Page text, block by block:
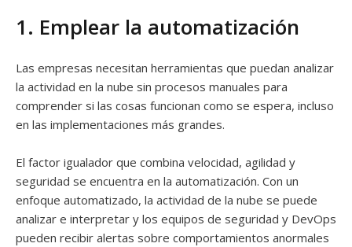
1. Emplear la automatización
Las empresas necesitan herramientas que puedan analizar
la actividad en la nube sin procesos manuales para
comprender si las cosas funcionan como se espera, incluso
en las implementaciones más grandes.
El factor igualador que combina velocidad, agilidad y
seguridad se encuentra en la automatización. Con un
enfoque automatizado, la actividad de la nube se puede
analizar e interpretar y los equipos de seguridad y DevOps
pueden recibir alertas sobre comportamientos anormales